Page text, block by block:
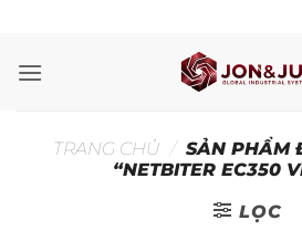
nội
TRANG CHỦ / SẢN PHẨM
“NETBITER EC350
LỌC